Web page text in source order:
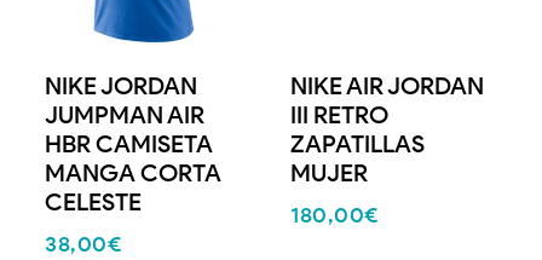
NIKE JORDAN
JUMPMAN AIR
HBR CAMISETA
MANGA CORTA
CELESTE
38,00€
NIKE AIR JORDAN
III RETRO
ZAPATILLAS
MUJER
180,00€